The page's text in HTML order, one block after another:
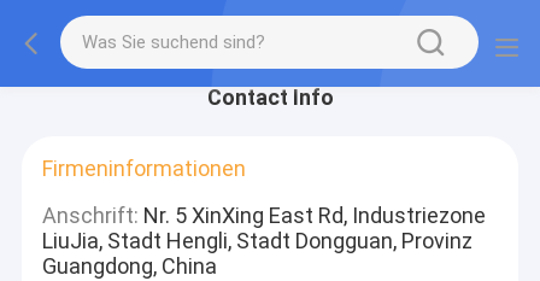
Contact Info
Firmeninformationen
Anschrift: Nr. 5 XinXing East Rd, Industriezone
LiuJia, Stadt Hengli, Stadt Dongguan, Provinz
Guangdong, China